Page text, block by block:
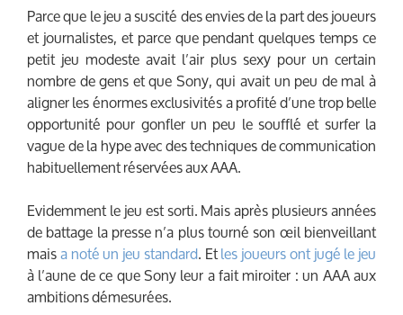
Parce que le jeu a suscité des envies de la part des joueurs
et journalistes, et parce que pendant quelques temps ce
petit jeu modeste avait l’air plus sexy pour un certain
nombre de gens et que Sony, qui avait un peu de mal à
aligner les énormes exclusivités a profité d’une trop belle
opportunité pour gonfler un peu le soufflé et surfer la
vague de la hype avec des techniques de communication
habituellement réservées aux AAA.
Evidemment le jeu est sorti. Mais après plusieurs années
de battage la presse n’a plus tourné son œil bienveillant
maisa noté un jeu standard. Etles joueurs ont jugé le jeu
à l’aune de ce que Sony leur a fait miroiter : un AAA aux
ambitions démesurées.